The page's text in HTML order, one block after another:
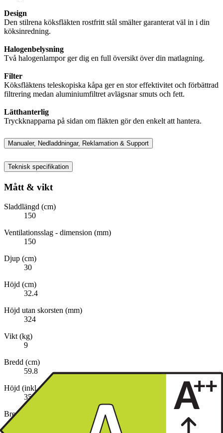
Design
Den stilrena köksfläkten rostfritt stål smälter garanterat väl in i din
köksinredning.
Halogenbelysning
Två halogenlampor ger dig en full översikt över din matlagning.
Filter
Köksfläktens teleskopiska kåpa ger en stor effektivitet och förbättrad
filtrering medan aluminiumfiltret avlägsnar smuts och fett.
Lätthanterlig
Tryckknapparna på sidan om fläkten gör den enkelt att hantera.
Manualer, Nedladdningar, Reklamation & Support
Teknisk specifikation
Mått & vikt
Sladdlängd (cm)
150
Ventilationsslag - dimension (mm)
150
Djup (cm)
30
Höjd (cm)
32.4
Höjd utan skorsten (mm)
324
Vikt (kg)
9
Bredd (cm)
59.8
Höjd (inkl. emballage)
35,0 cm
Bredd (inkl. emballage)